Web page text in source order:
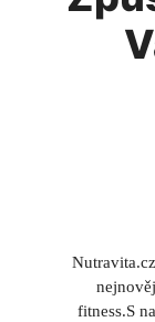
fitness.S